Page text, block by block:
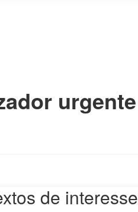
urgente
de interesse